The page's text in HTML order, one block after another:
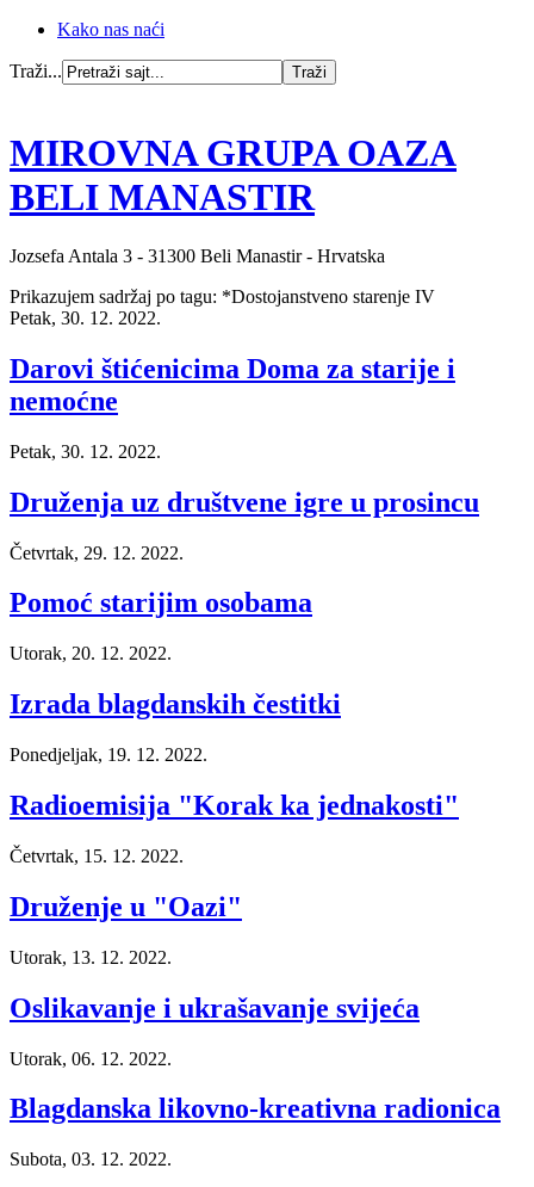
Kako nas naći
Traži...
MIROVNA GRUPA OAZA
BELI MANASTIR
Jozsefa Antala 3 - 31300 Beli Manastir - Hrvatska
Prikazujem sadržaj po tagu: *Dostojanstveno starenje IV
Petak, 30. 12. 2022.
Darovi štićenicima Doma za starije i
nemoćne
Petak, 30. 12. 2022.
Druženja uz društvene igre u prosincu
Četvrtak, 29. 12. 2022.
Pomoć starijim osobama
Utorak, 20. 12. 2022.
Izrada blagdanskih čestitki
Ponedjeljak, 19. 12. 2022.
Radioemisija "Korak ka jednakosti"
Četvrtak, 15. 12. 2022.
Druženje u "Oazi"
Utorak, 13. 12. 2022.
Oslikavanje i ukrašavanje svijeća
Utorak, 06. 12. 2022.
Blagdanska likovno-kreativna radionica
Subota, 03. 12. 2022.